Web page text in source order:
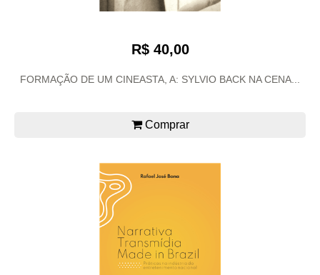
R$ 40,00
FORMAÇÃO DE UM CINEASTA, A: SYLVIO BACK NA CENA...
Comprar